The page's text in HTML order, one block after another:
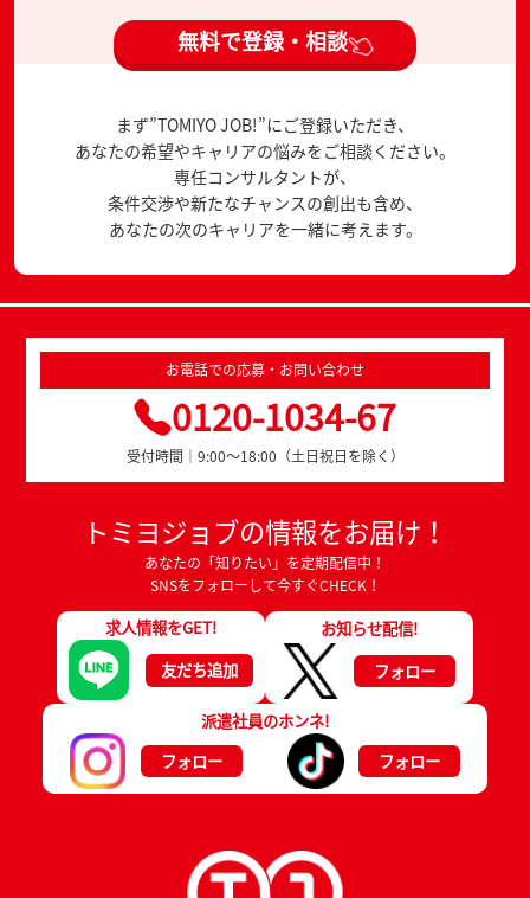
無料で登録・相談
まず”TOMIYO JOB!”にご登録いただき、
あなたの希望やキャリアの悩みをご相談ください。
専任コンサルタントが、
条件交渉や新たなチャンスの創出も含め、
あなたの次のキャリアを一緒に考えます。
お電話での応募・お問い合わせ
0120-1034-67
受付時間｜9:00～18:00（土日祝日を除く）
トミヨジョブの情報をお届け！
あなたの「知りたい」を定期配信中！
SNSをフォローして今すぐCHECK！
求人情報をGET!
友だち追加
お知らせ配信!
フォロー
派遣社員のホンネ!
フォロー
フォロー